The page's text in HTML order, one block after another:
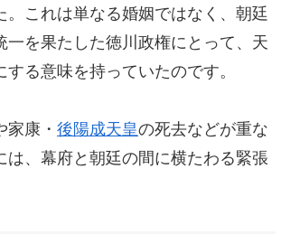
これは単なる婚姻ではなく、朝廷
を果たした徳川政権にとって、天
る意味を持っていたのです。
康・ 後陽成天皇の死去などが重な
、幕府と朝廷の間に横たわる緊張